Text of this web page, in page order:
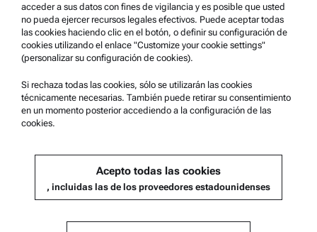
Anton Paar Certified Service
Declaración de seguridad
Centros técnicos Anton Paar
Comuníquese con nosotros
Información de la empresa
Relaciones públicas
acceder a sus datos con fines de vigilancia y es posible que usted
no pueda ejercer recursos legales efectivos. Puede aceptar todas
las cookies haciendo clic en el botón, o definir su configuración de
cookies utilizando el enlace "Customize your cookie settings"
(personalizar su configuración de cookies).
Si rechaza todas las cookies, sólo se utilizarán las cookies
técnicamente necesarias. También puede retirar su consentimiento
en un momento posterior accediendo a la configuración de las
cookies.
Acepto todas las cookies
, incluidas las de los proveedores estadounidenses